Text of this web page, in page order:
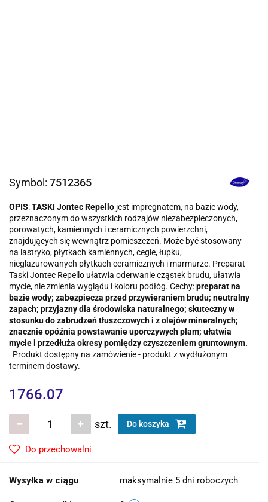
Symbol: 7512365
OPIS:TASKI Jontec Repello jest impregnatem, na bazie wody,
przeznaczonym do wszystkich rodzajów niezabezpieczonych,
porowatych, kamiennych i ceramicznych powierzchni,
znajdujących się wewnątrz pomieszczeń. Może być stosowany
na lastryko, płytkach kamiennych, cegle, łupku,
nieglazurowanych płytkach ceramicznych i marmurze. Preparat
Taski Jontec Repello ułatwia oderwanie cząstek brudu, ułatwia
mycie, nie zmienia wyglądu i koloru podłóg. Cechy:preparat na
bazie wody; zabezpiecza przed przywieraniem brudu; neutralny
zapach; przyjazny dla środowiska naturalnego; skuteczny w
stosunku do zabrudzeń tłuszczowych i z olejów mineralnych;
znacznie opóźnia powstawanie uporczywych plam; ułatwia
mycie i przedłuża okresy pomiędzy czyszczeniem gruntownym.
Produkt dostępny na zamówienie - produkt z wydłużonym
terminem dostawy.
1766.07
szt. Do koszyka
Do przechowalni
Wysyłka w ciągu maksymalnie 5 dni roboczych